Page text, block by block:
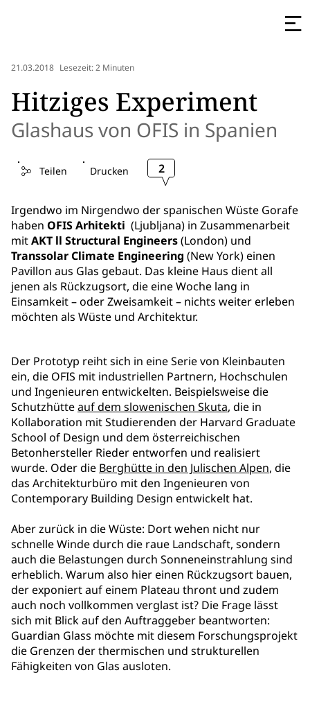
21.03.2018 Lesezeit: 2 Minuten
Hitziges Experiment
Glashaus von OFIS in Spanien
Teilen Drucken 2
Irgendwo im Nirgendwo der spanischen Wüste Gorafe
haben OFIS Arhitekti (Ljubljana) in Zusammenarbeit
mitAKT ll Structural Engineers(London) und
Transsolar Climate Engineering (New York) einen
Pavillon aus Glas gebaut. Das kleine Haus dient all
jenen als Rückzugsort, die eine Woche lang in
Einsamkeit – oder Zweisamkeit – nichts weiter erleben
möchten als Wüste und Architektur.
Der Prototyp reiht sich in eine Serie von Kleinbauten
ein, die OFIS mit industriellen Partnern, Hochschulen
und Ingenieuren entwickelten. Beispielsweise die
Schutzhütteauf dem slowenischen Skuta, die in
Kollaboration mit Studierenden der Harvard Graduate
School of Design und dem österreichischen
Betonhersteller Rieder entworfen und realisiert
wurde. Oder die Berghütte in den Julischen Alpen, die
das Architekturbüro mit den Ingenieuren von
Contemporary Building Design entwickelt hat.
Aber zurück in die Wüste: Dort wehen nicht nur
schnelle Winde durch die raue Landschaft, sondern
auch die Belastungen durch Sonneneinstrahlung sind
erheblich. Warum also hier einen Rückzugsort bauen,
der exponiert auf einem Plateau thront und zudem
auch noch vollkommen verglast ist? Die Frage lässt
sich mit Blick auf den Auftraggeber beantworten:
Guardian Glass möchte mit diesem Forschungsprojekt
die Grenzen der thermischen und strukturellen
Fähigkeiten von Glas ausloten.